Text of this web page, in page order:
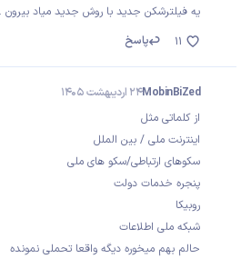
یه فیلترشکن جدید با روش جدید میاد بیرون .
پاسخ
11
MobinBiZed24 اردیبهشت 1405
از کلماتی مثل
اینترنت ملی / بین الملل
سکوهای ارتباطی/سکو های ملی
پنجره خدمات دولت
روبیکا
شبکه ملی اطلاعات
حالم بهم میخوره دیگه واقعا تحملی نمونده